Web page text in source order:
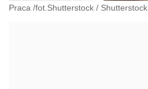
Praca /fot.Shutterstock / Shutterstock